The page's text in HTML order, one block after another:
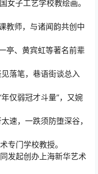
子工艺学校教绘画。
与诸闻韵共创中
宾虹等著名前辈
，巷语街谈总入
才斗量”，又婉
跌须防堕深谷，
门学校教授。
起创办上海新华艺术